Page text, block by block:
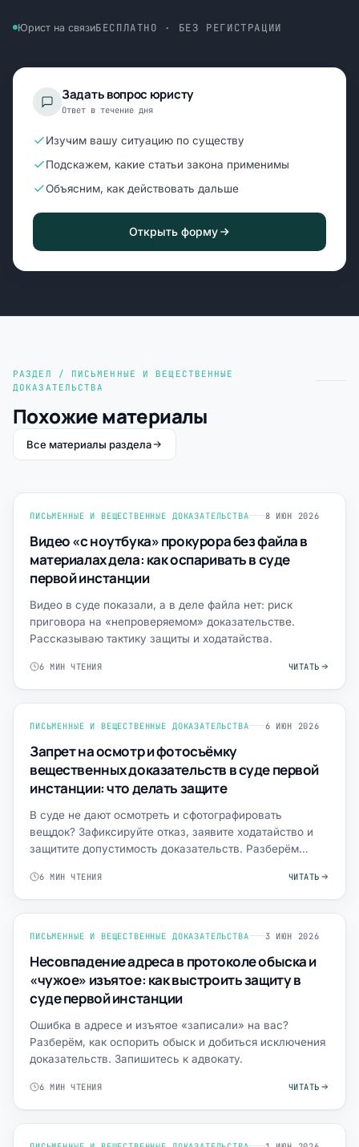
Юрист на связиБЕСПЛАТНО · БЕЗ РЕГИСТРАЦИИ
Задать вопрос юристу
Ответ в течение дня
Изучим вашу ситуацию по существу
Подскажем, какие статьи закона применимы
Объясним, как действовать дальше
Открыть форму
РАЗДЕЛ / ПИСЬМЕННЫЕ И ВЕЩЕСТВЕННЫЕ
ДОКАЗАТЕЛЬСТВА
Похожие материалы
Все материалы раздела
ПИСЬМЕННЫЕ И ВЕЩЕСТВЕННЫЕ ДОКАЗАТЕЛЬСТВА 8 ИЮН 2026
Видео «с ноутбука» прокурора без файла в
материалах дела: как оспаривать в суде
первой инстанции
Видео в суде показали, а в деле файла нет: риск
приговора на «непроверяемом» доказательстве.
Рассказываю тактику защиты и ходатайства.
6 МИН ЧТЕНИЯ ЧИТАТЬ
ПИСЬМЕННЫЕ И ВЕЩЕСТВЕННЫЕ ДОКАЗАТЕЛЬСТВА 6 ИЮН 2026
Запрет на осмотр и фотосъёмку
вещественных доказательств в суде первой
инстанции: что делать защите
В суде не дают осмотреть и сфотографировать
вещдок? Зафиксируйте отказ, заявите ходатайство и
защитите допустимость доказательств. Разберём
6 МИН ЧТЕНИЯ ЧИТАТЬ
ПИСЬМЕННЫЕ И ВЕЩЕСТВЕННЫЕ ДОКАЗАТЕЛЬСТВА 3 ИЮН 2026
Несовпадение адреса в протоколе обыска и
«чужое» изъятое: как выстроить защиту в
суде первой инстанции
Ошибка в адресе и изъятое «записали» на вас?
Разберём, как оспорить обыск и добиться исключения
доказательств. Запишитесь к адвокату.
6 МИН ЧТЕНИЯ ЧИТАТЬ